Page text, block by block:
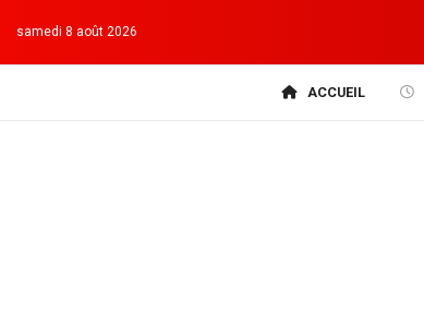
samedi 8 août 2026
ACCUEIL